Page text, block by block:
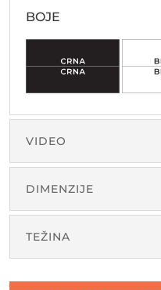
BOJE
VIDEO
DIMENZIJE
TEŽINA